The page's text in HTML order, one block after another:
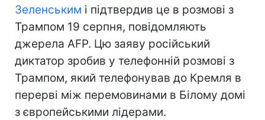
Зеленським і підтвердив це в розмові з
Трампом 19 серпня, повідомляють
джерела AFP. Цю заяву російський
диктатор зробив у телефонній розмові з
Трампом, який телефонував до Кремля в
перерві між перемовинами в Білому домі
з європейськими лідерами.